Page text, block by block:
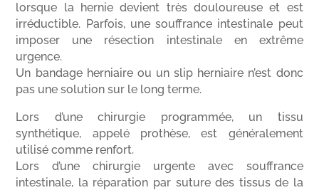
lorsque la hernie devient très douloureuse et est
irréductible. Parfois, une souffrance intestinale peut
imposer une résection intestinale en extrême
urgence.
Un bandage herniaire ou un slip herniaire n’est donc
pas une solution sur le long terme.
Lors d’une chirurgie programmée, un tissu
synthétique, appelé prothèse, est généralement
utilisé comme renfort.
Lors d’une chirurgie urgente avec souffrance
intestinale, la réparation par suture des tissus de la